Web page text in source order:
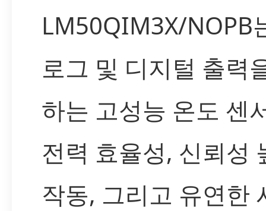
LM50QIM3X/NOPB
로그 및 디지털 출력
하는 고성능 온도 센
전력 효율성, 신뢰성
작동, 그리고 유연한